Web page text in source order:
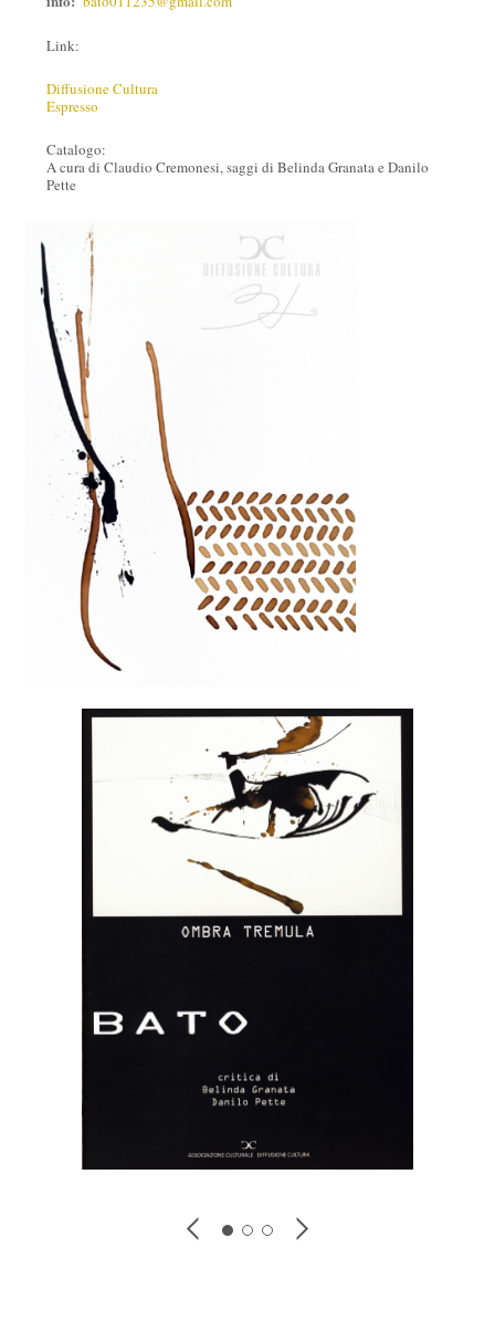
Link:
Diffusione Cultura
Espresso
Catalogo:
A cura di Claudio Cremonesi, saggi di Belinda Granata e Danilo
Pette